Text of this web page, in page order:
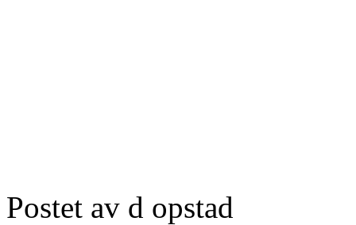
Postet av d opstad